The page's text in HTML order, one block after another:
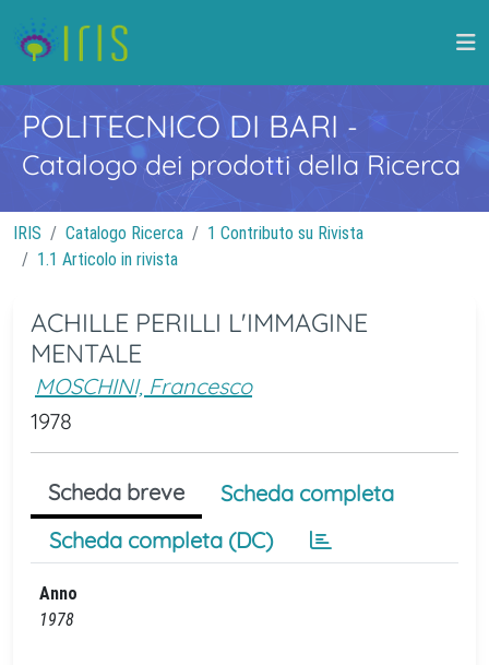
POLITECNICO DI BARI -
Catalogo dei prodotti della Ricerca
IRIS Catalogo Ricerca
1 Contributo su Rivista
1.1 Articolo in rivista
ACHILLE PERILLI L'IMMAGINE
MENTALE
MOSCHINI, Francesco
1978
Scheda breve
Scheda completa
Scheda completa (DC)
Anno
1978